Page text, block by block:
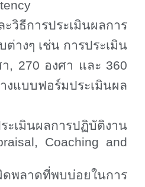
การประเมินผลการ
างๆ เช่น การประเมิน
, 270 องศา และ 360
แบบฟอร์มประเมินผล
เมินผลการปฏิบัติงาน
Coaching and
พลาดที่พบบ่อยในการ